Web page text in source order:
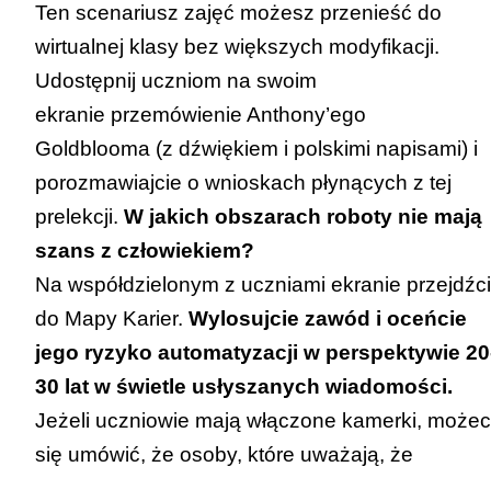
Ten scenariusz zajęć możesz przenieść do
wirtualnej klasy bez większych modyfikacji.
Udostępnij uczniom na swoim
ekranie przemówienie Anthony’ego
Goldblooma (z dźwiękiem i polskimi napisami) i
porozmawiajcie o wnioskach płynących z tej
prelekcji. W jakich obszarach roboty nie mają
szans z człowiekiem?
Na współdzielonym z uczniami ekranie
do Mapy Karier. Wylosujcie zawód i oceńcie
jego ryzyko automatyzacji w perspektywie
30 lat w świetle usłyszanych wiadomości.
Jeżeli uczniowie mają włączone kamerki,
się umówić, że osoby, które uważają, że